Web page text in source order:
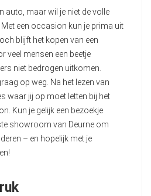
auto, maar wil je niet de volle
een occasion kun je prima uit
blijft het kopen van een
veel mensen een beetje
niet bedrogen uitkomen.
op weg. Na het lezen van
waar jij op moet letten bij het
Kun je gelijk een bezoekje
showroom van Deurne om
– en hopelijk met je